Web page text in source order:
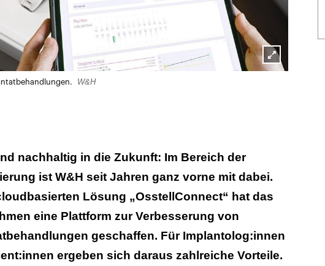
Lightbox
W&H
nachhaltig in die Zukunft: Im Bereich der
ist W&H seit Jahren ganz vorne mit dabei.
Lösung „OsstellConnect“ hat das
eine Plattform zur Verbesserung von
geschaffen. Für Implantolog:innen
ergeben sich daraus zahlreiche Vorteile.